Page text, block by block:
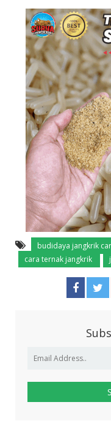
budidaya jangkrik
cara ternak jangkrik